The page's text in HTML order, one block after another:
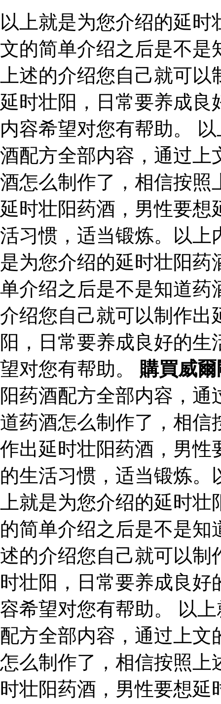
以上就是为您介绍的延
文的简单介绍之后是不是
上述的介绍您自己就可
延时壮阳，日常要养成良
内容希望对您有帮助。
酒配方全部内容，通过上
酒怎么制作了，相信按照
延时壮阳药酒，男性要想
活习惯，适当锻炼。以上
是为您介绍的延时壮阳
单介绍之后是不是知道药
介绍您自己就可以制作出
阳，日常要养成良好的
望对您有帮助。 購買威爾
阳药酒配方全部内容，
道药酒怎么制作了，相信
作出延时壮阳药酒，男性
的生活习惯，适当锻炼
上就是为您介绍的延时
的简单介绍之后是不是
述的介绍您自己就可以制
时壮阳，日常要养成良
容希望对您有帮助。 以
配方全部内容，通过上文
怎么制作了，相信按照上
时壮阳药酒，男性要想